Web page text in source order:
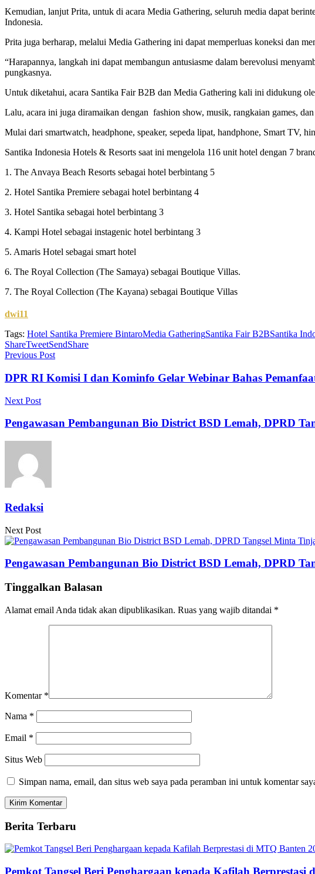
Kemudian, lanjut Prita, untuk di acara Media Gathering, seluruh media dapat
Indonesia.
Prita juga berharap, melalui Media Gathering ini dapat memperluas koneksi dan
“Harapannya, langkah ini dapat membangun antusiasme dalam berevolusi
pungkasnya.
Untuk diketahui, acara Santika Fair B2B dan Media Gathering kali ini didukung
Lalu, acara ini juga diramaikan dengan fashion show, musik, rangkaian games,
Mulai dari smartwatch, headphone, speaker, sepeda lipat, handphone, Smart TV,
Santika Indonesia Hotels & Resorts saat ini mengelola 116 unit hotel dengan 7
1. The Anvaya Beach Resorts sebagai hotel berbintang 5
2. Hotel Santika Premiere sebagai hotel berbintang 4
3. Hotel Santika sebagai hotel berbintang 3
4. Kampi Hotel sebagai instagenic hotel berbintang 3
5. Amaris Hotel sebagai smart hotel
6. The Royal Collection (The Samaya) sebagai Boutique Villas.
7. The Royal Collection (The Kayana) sebagai Boutique Villas
dwi11
Tags: Hotel Santika Premiere BintaroMedia GatheringSantika Fair B2BSantika
ShareTweetSendShare
Previous Post
DPR RI Komisi I dan Kominfo Gelar Webinar Bahas
Next Post
Pengawasan Pembangunan Bio District BSD Lemah, DPRD
Redaksi
Next Post
Pengawasan Pembangunan Bio District BSD Lemah, DPRD
Tinggalkan Balasan
Alamat email Anda tidak akan dipublikasikan. Ruas yang wajib ditandai *
Komentar *
Nama *
Email *
Situs Web
Simpan nama, email, dan situs web saya pada peramban ini untuk komentar
Berita Terbaru
Pemkot Tangsel Beri Penghargaan kepada Kafilah Berprestasi